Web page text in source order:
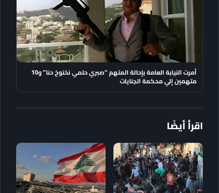
أمرت النيابة العامة بإحالة المتهم “صبري حلمي نخنوخ حنا” و10
متهمين إلي محكمة الجنايات
اقرأ أيضًا